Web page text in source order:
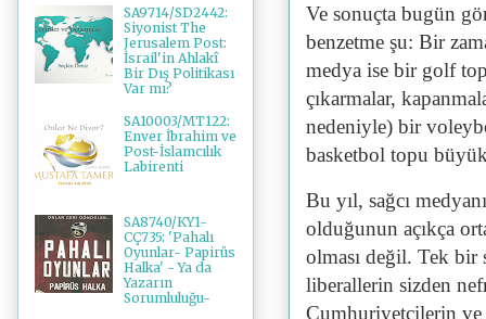
Ve sonuçta bugün
benzetme şu: Bir
medya ise bir golf
çıkarmalar,
nedeniyle) bir
basketbol topu
Bu yıl, sağcı
olduğunun açıkça
olması değil. Tek bir
liberallerin sizden
Cumhuriyetçilerin ve
SA9714/SD2442:
Siyonist The
Jerusalem Post:
İsrail'in Ahlakî
Bir Dış Politikası
Var mı?
SA10003/MT122:
Enver İbrahim ve
Post-İslamcılık
Labirenti
SA8740/KY1-
CÇ735: 'Pahalı
Oyunlar- Papirüs
Halka' - Ya da
Yazarın
Sorumluluğu-